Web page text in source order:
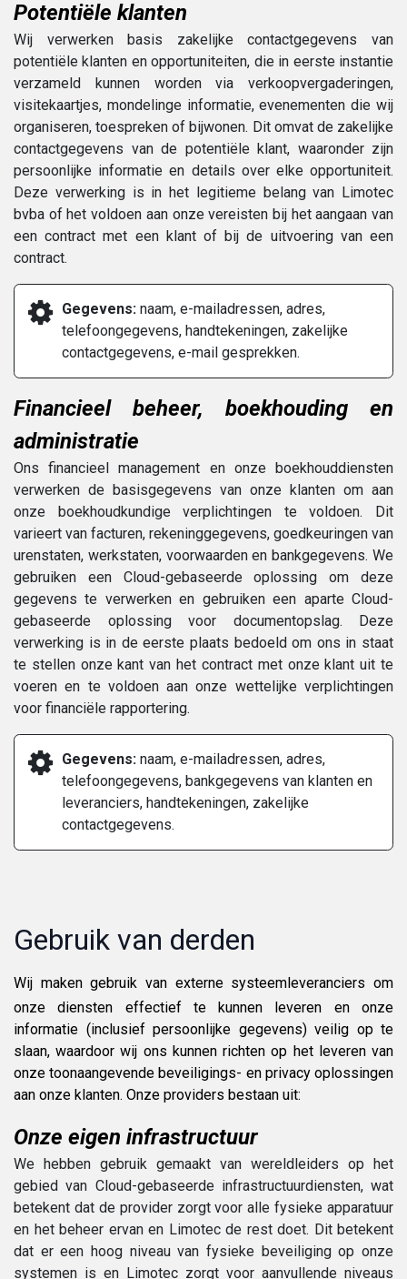
Potentiële klanten
Wij verwerken basis zakelijke contactgegevens van
potentiële klanten en opportuniteiten, die in eerste instantie
verzameld kunnen worden via verkoopvergaderingen,
visitekaartjes, mondelinge informatie, evenementen die wij
organiseren, toespreken of bijwonen. Dit omvat de zakelijke
contactgegevens van de potentiële klant, waaronder zijn
persoonlijke informatie en details over elke opportuniteit.
Deze verwerking is in het legitieme belang van Limotec
bvba of het voldoen aan onze vereisten bij het aangaan van
een contract met een klant of bij de uitvoering van een
contract.
Gegevens: naam, e-mailadressen, adres,
telefoongegevens, handtekeningen, zakelijke
contactgegevens, e-mail gesprekken.
Financieel beheer, boekhouding en
administratie
Ons financieel management en onze boekhouddiensten
verwerken de basisgegevens van onze klanten om aan
onze boekhoudkundige verplichtingen te voldoen. Dit
varieert van facturen, rekeninggegevens, goedkeuringen van
urenstaten, werkstaten, voorwaarden en bankgegevens. We
gebruiken een Cloud-gebaseerde oplossing om deze
gegevens te verwerken en gebruiken een aparte Cloud-
gebaseerde oplossing voor documentopslag. Deze
verwerking is in de eerste plaats bedoeld om ons in staat
te stellen onze kant van het contract met onze klant uit te
voeren en te voldoen aan onze wettelijke verplichtingen
voor financiële rapportering.
Gegevens: naam, e-mailadressen, adres,
telefoongegevens, bankgegevens van klanten en
leveranciers, handtekeningen, zakelijke
contactgegevens.
Gebruik van derden
Wij maken gebruik van externe systeemleveranciers om
onze diensten effectief te kunnen leveren en onze
informatie (inclusief persoonlijke gegevens) veilig op te
slaan, waardoor wij ons kunnen richten op het leveren van
onze toonaangevende beveiligings- en privacy oplossingen
aan onze klanten. Onze providers bestaan uit:
Onze eigen infrastructuur
We hebben gebruik gemaakt van wereldleiders op het
gebied van Cloud-gebaseerde infrastructuurdiensten, wat
betekent dat de provider zorgt voor alle fysieke apparatuur
en het beheer ervan en Limotec de rest doet. Dit betekent
dat er een hoog niveau van fysieke beveiliging op onze
systemen is en Limotec zorgt voor aanvullende niveaus